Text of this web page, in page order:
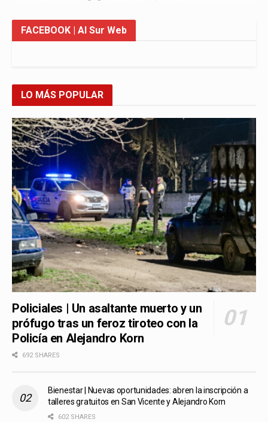
FACEBOOK | Al Sur Web
LO MÁS POPULAR
Policiales | Un asaltante muerto y un
prófugo tras un feroz tiroteo con la
Policía en Alejandro Korn
692 SHARES
Bienestar | Nuevas oportunidades: abren la inscripción a
talleres gratuitos en San Vicente y Alejandro Korn
602 SHARES